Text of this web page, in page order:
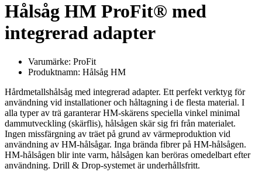
Hålsåg HM ProFit® med
integrerad adapter
Varumärke: ProFit
Produktnamn: Hålsåg HM
Hårdmetallshålsåg med integrerad adapter. Ett perfekt verktyg för
användning vid installationer och håltagning i de flesta material. I
alla typer av trä garanterar HM-skärens speciella vinkel minimal
dammutveckling (skärflis), hålsågen skär sig fri från materialet.
Ingen missfärgning av träet på grund av värmeproduktion vid
användning av HM-hålsågar. Inga brända fibrer på HM-hålsågen.
HM-hålsågen blir inte varm, hålsågen kan beröras omedelbart efter
användning. Drill & Drop-systemet är underhållsfritt.